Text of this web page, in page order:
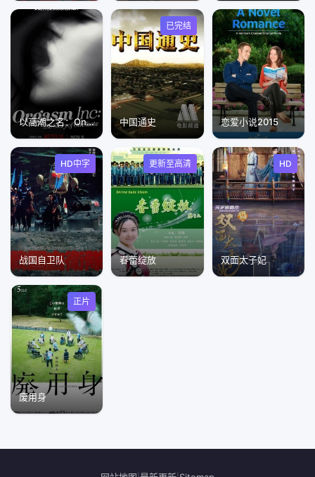
以高潮之名：OneTaste 的故事
已完结
中国通史 恋爱小说2015
HD中字
战国自卫队
更新至高清
春蕾绽放
HD
双面太子妃
正片
废用身